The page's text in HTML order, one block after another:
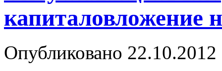
капиталовложение
Опубликовано